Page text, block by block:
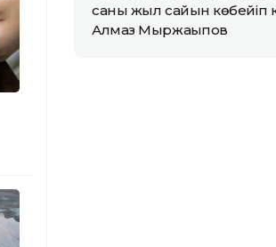
саны жыл сайын көбейіп
Алмаз Мыржақыпов